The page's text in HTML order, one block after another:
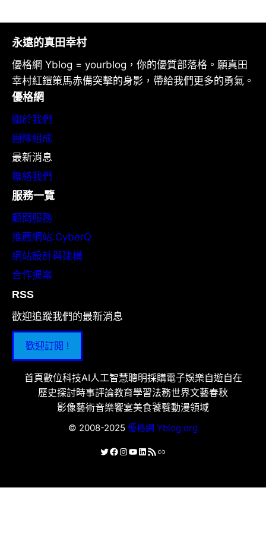
永遠的真田幸村
優格網 Yblog = yourblog，你的優質部落格。願真田
幸村紅鎧策馬赤備突擊的身影，帶給我們更多的勇氣。
優格網
關於我們
團隊組成
最新消息
聯絡我們
服務一覽
顧問服務
推薦網站:CyberQ
網站設計與建構
合作提案
RSS
歡迎追蹤我們的最新消息
歡迎訂閱 !
首頁數位科技AI人工智慧聰明採購電子娛樂自遊自在
歷史探討時事評論教育學習法務世界文藝春秋
影像藝術音樂饗宴美食饕餮動漫領域
© 2008-2025 優格網 Yblog.org
X Facebook
Instagram
YouTube
LinkedIn
RSS 資訊提供連結